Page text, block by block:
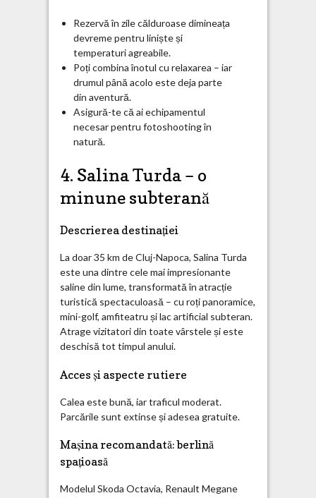
Rezervă în zile călduroase dimineața
devreme pentru liniște și
temperaturi agreabile.
Poți combina înotul cu relaxarea – iar
drumul până acolo este deja parte
din aventură.
Asigură-te că ai echipamentul
necesar pentru fotoshooting în
natură.
4. Salina Turda – o
minune subterană
Descrierea destinației
La doar 35 km de Cluj-Napoca, Salina Turda
este una dintre cele mai impresionante
saline din lume, transformată în atracție
turistică spectaculoasă – cu roți panoramice,
mini-golf, amfiteatru și lac artificial subteran.
Atrage vizitatori din toate vârstele și este
deschisă tot timpul anului.
Acces și aspecte rutiere
Calea este bună, iar traficul moderat.
Parcările sunt extinse și adesea gratuite.
Mașina recomandată: berlină
spațioasă
Modelul Skoda Octavia, Renault Megane